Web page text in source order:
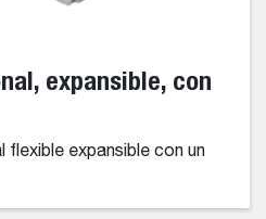
expansible, con
expansible con un